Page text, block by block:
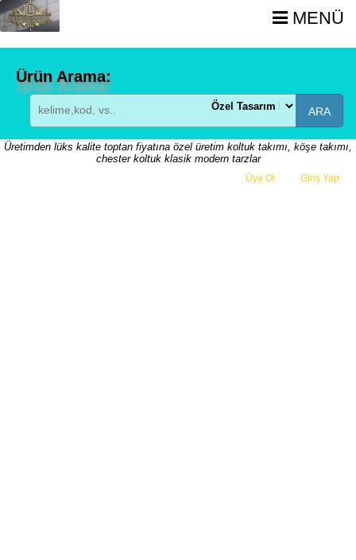
MENÜ
Ürün Arama:
ARA
Üretimden lüks kalite toptan fiyatına özel üretim koltuk takımı, köşe takımı,
chester koltuk klasik modern tarzlar
Üye Ol Giriş Yap